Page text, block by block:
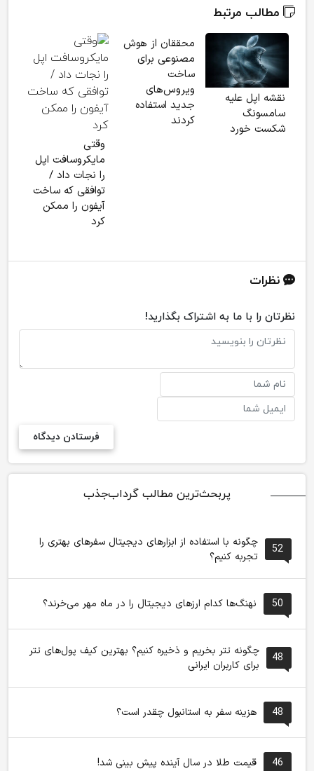
مطالب مرتبط
نقشه اپل علیه
سامسونگ
شکست خورد
محققان از هوش
مصنوعی برای
ساخت
ویروس‌های
جدید استفاده
کردند
وقتی
مایکروسافت اپل
را نجات داد /
توافقی که ساخت
آیفون را ممکن
کرد
نظرات
نظرتان را با ما به اشتراک بگذارید!
پربحث‌ترین مطالب گرداب‌جذب
52
چگونه با استفاده از ابزارهای دیجیتال سفرهای بهتری را
تجربه کنیم؟
50 نهنگ‌ها کدام ارزهای دیجیتال را در ماه مهر می‌خرند؟
48
چگونه تتر بخریم و ذخیره کنیم؟ بهترین کیف پول‌های تتر
برای کاربران ایرانی
48 هزینه سفر به استانبول چقدر است؟
46 قیمت طلا در سال آینده پیش بینی شد!